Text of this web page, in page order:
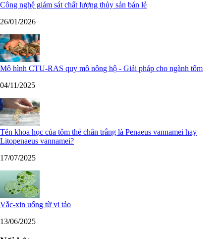
Công nghệ giám sát chất lượng thủy sản bán lẻ
26/01/2026
Mô hình CTU-RAS quy mô nông hộ - Giải pháp cho ngành tôm
04/11/2025
Tên khoa học của tôm thẻ chân trắng là Penaeus vannamei hay
Litopenaeus vannamei?
17/07/2025
Vắc-xin uống từ vi tảo
13/06/2025